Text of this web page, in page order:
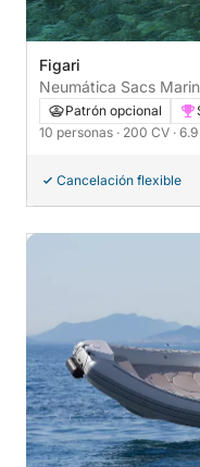
Figari
Patrón opcional
10 personas · 200 CV ·
Cancelación flexible